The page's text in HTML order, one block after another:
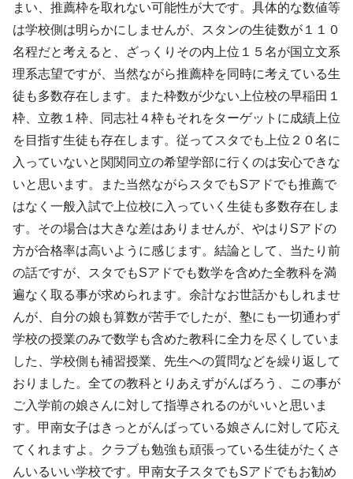
まい、推薦枠を取れない可能性が大です。具体的な数値等
は学校側は明らかにしませんが、スタンの生徒数が１１０
名程だと考えると、ざっくりその内上位１５名が国立文系
理系志望ですが、当然ながら推薦枠を同時に考えている生
徒も多数存在します。また枠数が少ない上位校の早稲田１
枠、立教１枠、同志社４枠もそれをターゲットに成績上位
を目指す生徒も存在します。従ってスタでも上位２０名に
入っていないと関関同立の希望学部に行くのは安心できな
いと思います。また当然ながらスタでもSアドでも推薦で
はなく一般入試で上位校に入っていく生徒も多数存在しま
す。その場合は大きな差はありませんが、やはりSアドの
方が合格率は高いように感じます。結論として、当たり前
の話ですが、スタでもSアドでも数学を含めた全教科を満
遍なく取る事が求められます。余計なお世話かもしれませ
んが、自分の娘も算数が苦手でしたが、塾にも一切通わず
学校の授業のみで数学も含めた教科に全力を尽くしていま
した、学校側も補習授業、先生への質問などを繰り返して
おりました。全ての教科とりあえずがんばろう、この事が
ご入学前の娘さんに対して指導されるのがいいと思いま
す。甲南女子はきっとがんばっている娘さんに対して応え
てくれますよ。クラブも勉強も頑張っている生徒がたくさ
んいるいい学校です。甲南女子スタでもSアドでもお勧め